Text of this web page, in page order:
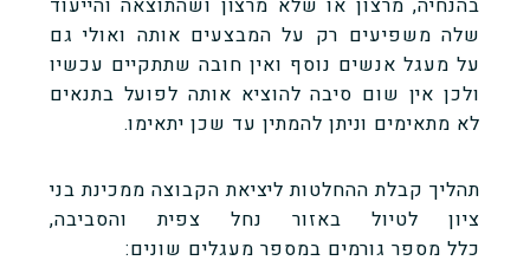
בהנחיה, מרצון או שלא מרצון ושהתוצאה והייעוד
שלה משפיעים רק על המבצעים אותה ואולי גם
על מעגל אנשים נוסף ואין חובה שתתקיים עכשיו
ולכן אין שום סיבה להוציא אותה לפועל בתנאים
לא מתאימים וניתן להמתין עד שכן יתאימו.
תהליך קבלת ההחלטות ליציאת הקבוצה ממכינת בני
ציון לטיול באזור נחל צפית והסביבה,
כלל מספר גורמים במספר מעגלים שונים: